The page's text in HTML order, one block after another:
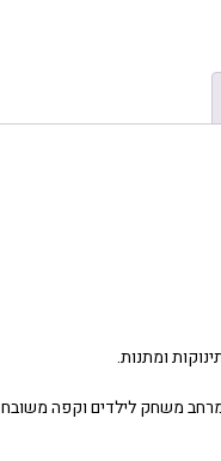
ומתנות.
משחק לילדים וקפה משובח